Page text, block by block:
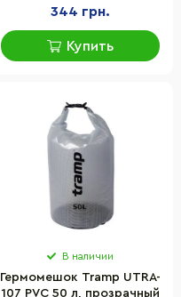
344 грн.
Купить
В наличии
Гермомешок Tramp UTRA-
107 PVC 50 л, прозрачный